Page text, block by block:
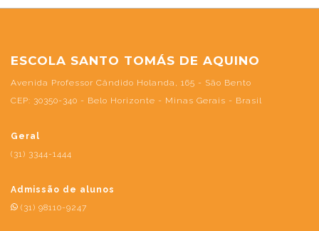
ESCOLA SANTO TOMÁS DE AQUINO
Avenida Professor Cândido Holanda, 165 - São Bento
CEP: 30350-340 - Belo Horizonte - Minas Gerais - Brasil
Geral
(31) 3344-1444
Admissão de alunos
(31) 98110-9247